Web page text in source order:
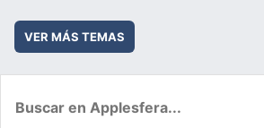
VER MÁS TEMAS